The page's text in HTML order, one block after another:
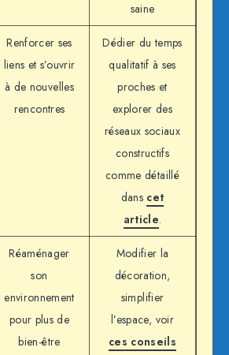
saine
Renforcer ses
liens et s’ouvrir
à de nouvelles
rencontres
Dédier du temps
qualitatif à ses
proches et
explorer des
réseaux sociaux
constructifs
comme détaillé
dans cet
article.
Réaménager
son
environnement
pour plus de
bien-être
Modifier la
décoration,
simplifier
l’espace, voir
ces conseils